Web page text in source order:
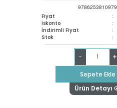
9786253810979
Fiyat :
İskonto :
İndirimli Fiyat :
Stok :
- +
Sepete Ekle
Ürün Detayı